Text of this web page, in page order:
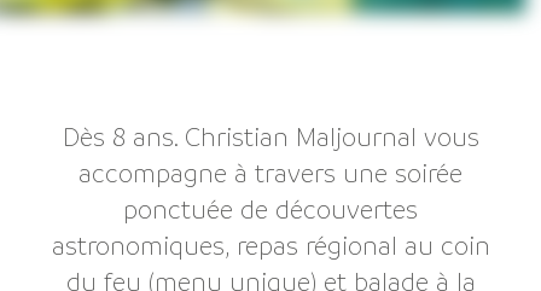
Dès 8 ans. Christian Maljournal vous
accompagne à travers une soirée
ponctuée de découvertes
astronomiques, repas régional au coin
du feu (menu unique) et balade à la